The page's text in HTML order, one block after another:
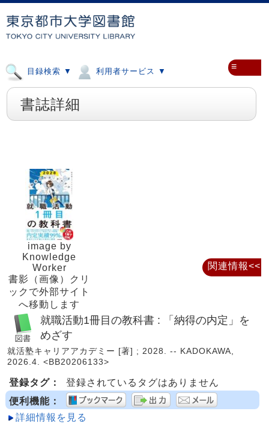
目録検索 ▼ 利用者サービス ▼ ≡
書誌詳細
image by
Knowledge
Worker
書影（画像）クリ
ックで外部サイト
へ移動します
就職活動1冊目の教科書 : 「納得の内定」を
めざす
就活塾キャリアアカデミー [著] ; 2028. -- KADOKAWA,
2026.4. <BB20206133>
登録タグ：
登録されているタグはありません
便利機能：
詳細情報を見る
関連情報<<